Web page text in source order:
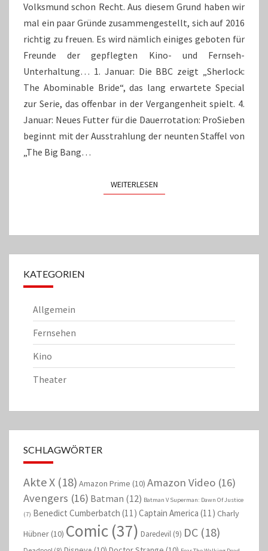
Volksmund schon Recht. Aus diesem Grund haben wir
mal ein paar Gründe zusammengestellt, sich auf 2016
richtig zu freuen. Es wird nämlich einiges geboten für
Freunde der gepflegten Kino- und Fernseh-
Unterhaltung… 1. Januar: Die BBC zeigt „Sherlock:
The Abominable Bride“, das lang erwartete Special
zur Serie, das offenbar in der Vergangenheit spielt. 4.
Januar: Neues Futter für die Dauerrotation: ProSieben
beginnt mit der Ausstrahlung der neunten Staffel von
„The Big Bang…
WEITERLESENWEITERLESEN
KATEGORIEN
Allgemein
Fernsehen
Kino
Theater
SCHLAGWÖRTER
Akte X (18) Amazon Prime (10) Amazon Video (16)
Avengers (16) Batman (12) Batman V Superman: Dawn Of Justice
(7) Benedict Cumberbatch (11) Captain America (11) Charly
Hübner (10) Comic (37) Daredevil (9) DC (18)